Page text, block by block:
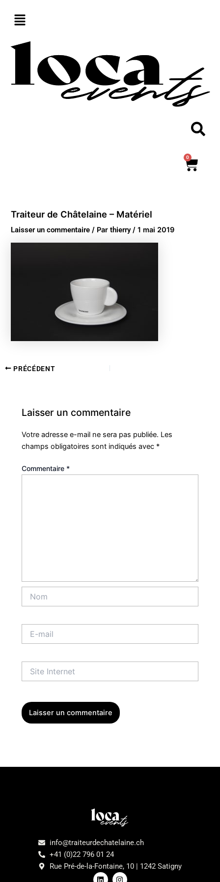
0
Traiteur de Châtelaine – Matériel
Laisser un commentaire / Parthierry/1 mai 2019
PRÉCÉDENT
Laisser un commentaire
Votre adresse e-mail ne sera pas publiée. Les
champs obligatoires sont indiqués avec *
Commentaire *
mail
Internet
info@traiteurdechatelaine.ch
+41 (0)22 796 01 24
Rue Pré-de-la-Fontaine, 10 | 1242 Satigny
L
I